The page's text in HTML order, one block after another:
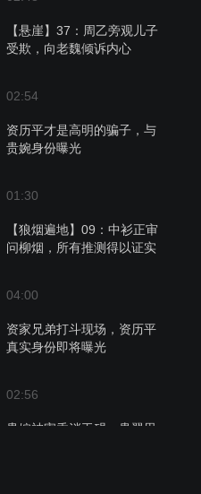
【悬崖】37：周乙旁观儿子
受欺，向老魏倾诉内心
02:54
资历平才是高明的骗子，与
贵婉身份曝光
01:30
【狼烟遍地】09：中衫正审
问柳烟，所有推测得以证实
04:00
资家兄弟打斗现场，资历平
真实身份即将曝光
02:56
贵婉被害香消玉殒，贵翼思